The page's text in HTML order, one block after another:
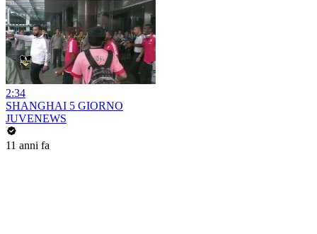
2:34
SHANGHAI 5 GIORNO
JUVENEWS
11 anni fa